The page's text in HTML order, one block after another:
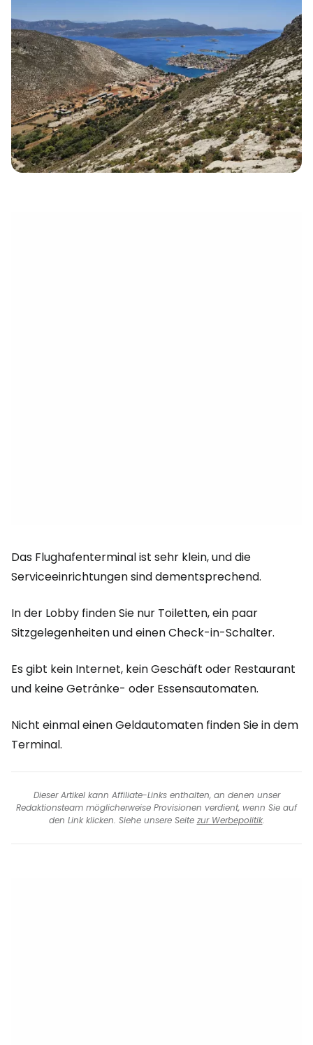
Das Flughafenterminal ist sehr klein, und die
Serviceeinrichtungen sind dementsprechend.
In der Lobby finden Sie nur Toiletten, ein paar
Sitzgelegenheiten und einen Check-in-Schalter.
Es gibt kein Internet, kein Geschäft oder Restaurant
und keine Getränke- oder Essensautomaten.
Nicht einmal einen Geldautomaten finden Sie in dem
Terminal.
Dieser Artikel kann Affiliate-Links enthalten, an denen unser
Redaktionsteam möglicherweise Provisionen verdient, wenn Sie auf
den Link klicken. Siehe unsere Seite zur Werbepolitik.